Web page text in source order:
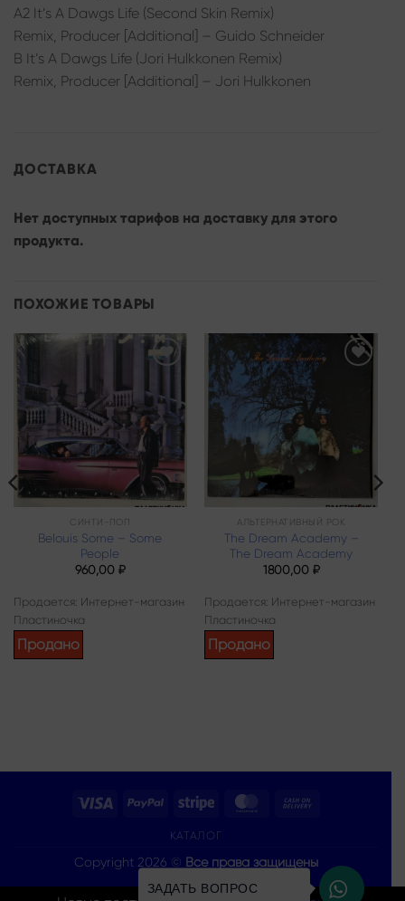
A2 It’s A Dawgs Life (Second Skin Remix)
Remix, Producer [Additional] – Guido Schneider
B It’s A Dawgs Life (Jori Hulkkonen Remix)
Remix, Producer [Additional] – Jori Hulkkonen
ДОСТАВКА
Нет доступных тарифов на доставку для этого
продукта.
ПОХОЖИЕ ТОВАРЫ
wishlist
СИНТИ-ПОП
Belouis Some – Some
People
960,00 ₽
Продается: Интернет-магазин
Пластиночка
Продано
АЛЬТЕРНАТИВНЫЙ РОК
The Dream Academy –
The Dream Academy
1800,00 ₽
Продается: Интернет-магазин
Пластиночка
Продано
Visa PayPal Stripe MasterCard
КАТАЛОГ
Copyright 2026 © Все права защищены
ЗАДАТЬ ВОПРОС